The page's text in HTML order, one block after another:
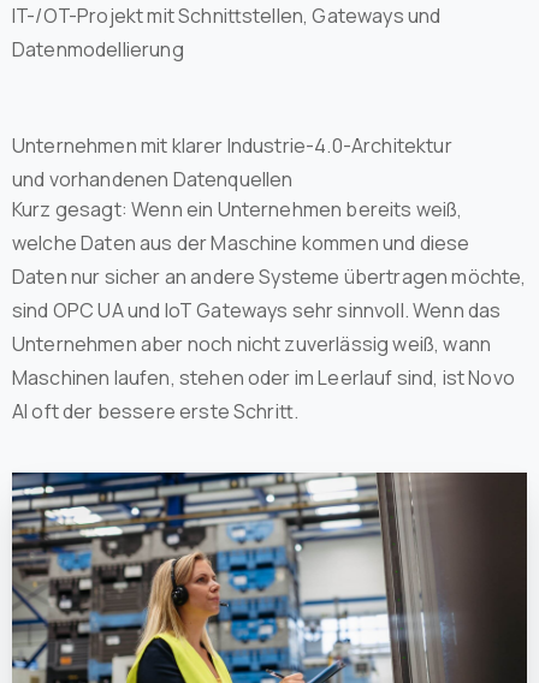
IT-/OT-Projekt mit Schnittstellen, Gateways und
Datenmodellierung
Unternehmen mit klarer Industrie-4.0-Architektur
und vorhandenen Datenquellen
Kurz gesagt: Wenn ein Unternehmen bereits weiß,
welche Daten aus der Maschine kommen und diese
Daten nur sicher an andere Systeme übertragen möchte,
sind OPC UA und IoT Gateways sehr sinnvoll. Wenn das
Unternehmen aber noch nicht zuverlässig weiß, wann
Maschinen laufen, stehen oder im Leerlauf sind, ist Novo
AI oft der bessere erste Schritt.